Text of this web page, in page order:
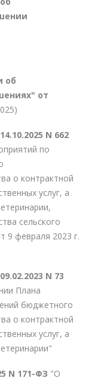
об
от
N 662
по
о контрактной
услуг, а
сельского
9 февраля 2023 г.
N 73
Плана
бюджетного
о контрактной
услуг, а
N 171-ФЗ "О